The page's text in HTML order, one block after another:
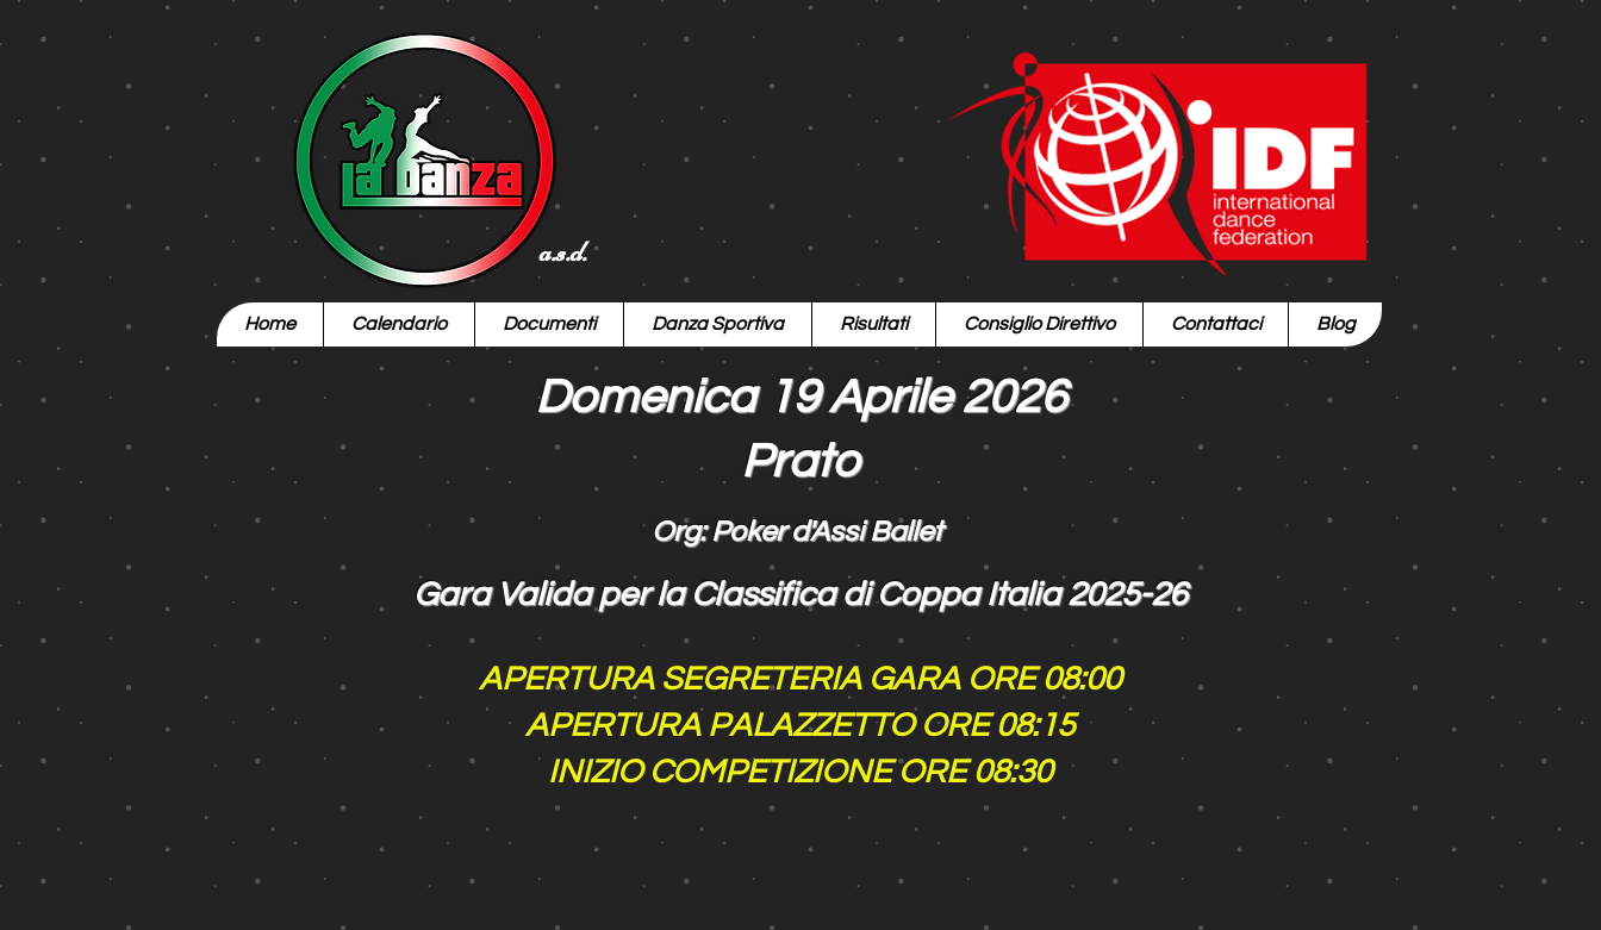
a.s.d.
Home Calendario Documenti Danza Sportiva Risultati Consiglio Direttivo Contattaci Blog
Domenica 19 Aprile 2026
Prato
Org: Poker d'Assi Ballet
Gara Valida per la Classifica di Coppa Italia 2025-26
APERTURA SEGRETERIA GARA ORE 08:00
APERTURA PALAZZETTO ORE 08:15
INIZIO COMPETIZIONE ORE 08:30